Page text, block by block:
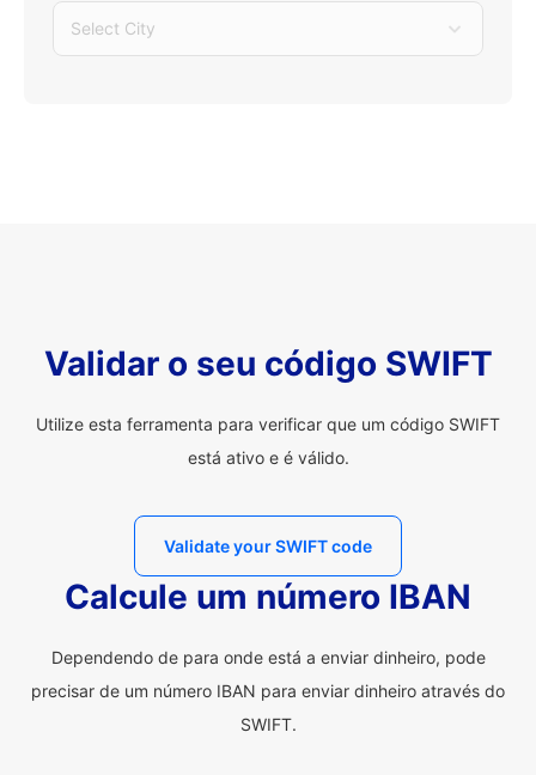
Select City
Validar o seu código SWIFT
Utilize esta ferramenta para verificar que um código SWIFT
está ativo e é válido.
Validate your SWIFT code
Calcule um número IBAN
Dependendo de para onde está a enviar dinheiro, pode
precisar de um número IBAN para enviar dinheiro através do
SWIFT.